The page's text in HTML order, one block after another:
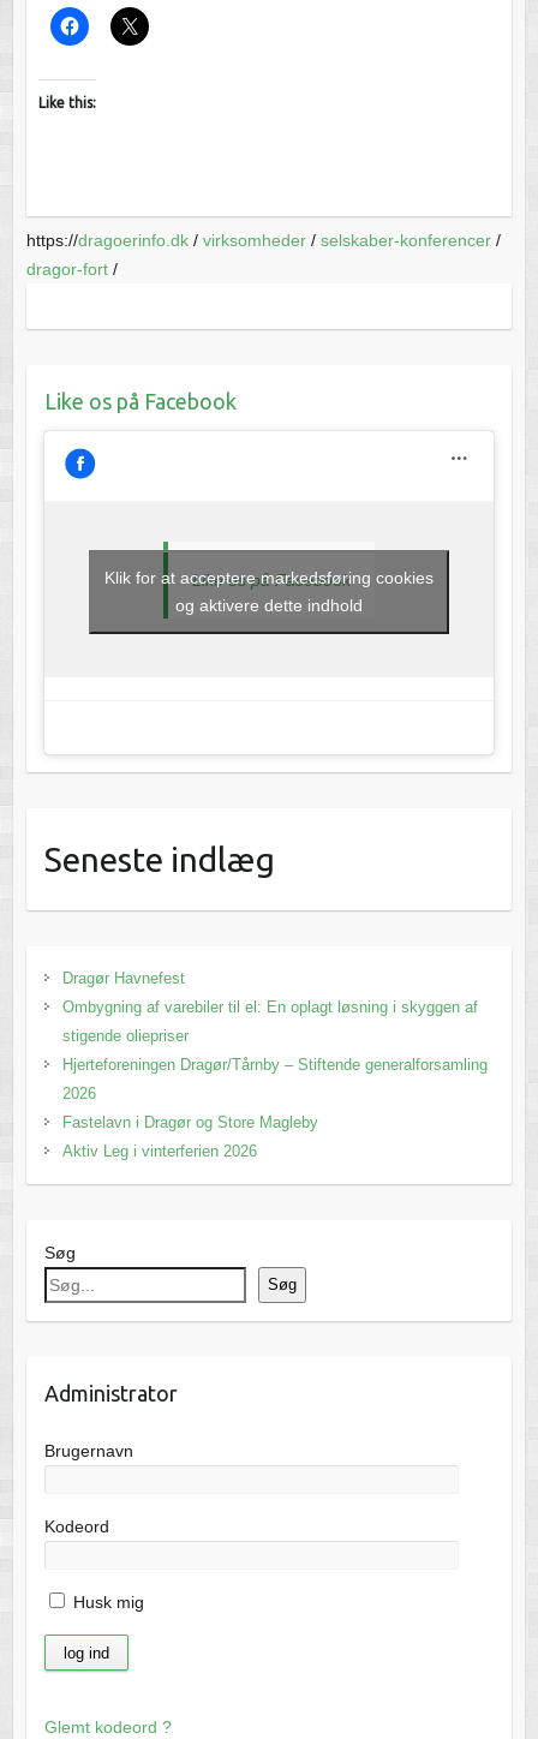
Like this:
https://dragoerinfo.dk/ virksomheder/ selskaber-konferencer/
dragor-fort/
Like os på Facebook
Like os på Facebook
Klik for at acceptere markedsføring cookies
og aktivere dette indhold
Seneste indlæg
Dragør Havnefest
Ombygning af varebiler til el: En oplagt løsning i skyggen af
stigende oliepriser
Hjerteforeningen Dragør/Tårnby – Stiftende generalforsamling
2026
Fastelavn i Dragør og Store Magleby
Aktiv Leg i vinterferien 2026
Søg
Søg
Administrator
Brugernavn
Kodeord
Husk mig
Glemt kodeord ?